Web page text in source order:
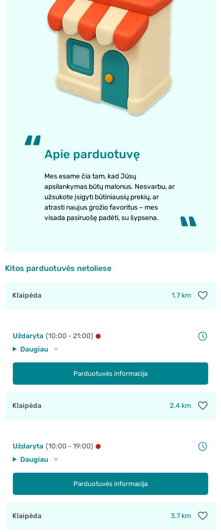
Apie parduotuvę
Mes esame čia tam, kad Jūsų
apsilankymas būtų malonus. Nesvarbu, ar
užsukote įsigyti būtiniausių prekių, ar
atrasti naujus grožio favoritus – mes
visada pasiruošę padėti, su šypsena.
Kitos parduotuvės netoliese
Klaipėda 1.7 km
Uždaryta (10:00 - 21:00)
Daugiau
Parduotuvės informacija
Klaipėda 2.4 km
Uždaryta (10:00 - 19:00)
Daugiau
Parduotuvės informacija
Klaipėda 3.7 km